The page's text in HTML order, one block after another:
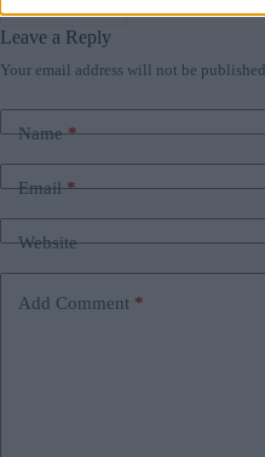
#viktor orban
Leave a Reply
Your email address will not be
Name*
Email*
Website
Add Comment *